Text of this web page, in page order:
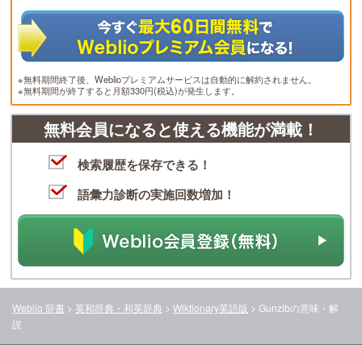
※無料期間終了後、Weblioプレミアムサービスは自動的に解約されません。
※無料期間が終了すると月額330円(税込)が発生します。
無料会員になると使える機能が満載！
検索履歴を保存できる！
語彙力診断の実施回数増加！
Weblio 辞書 > 英和辞典・和英辞典 > Wiktionary英語版 > Gunzibの意味・解
説